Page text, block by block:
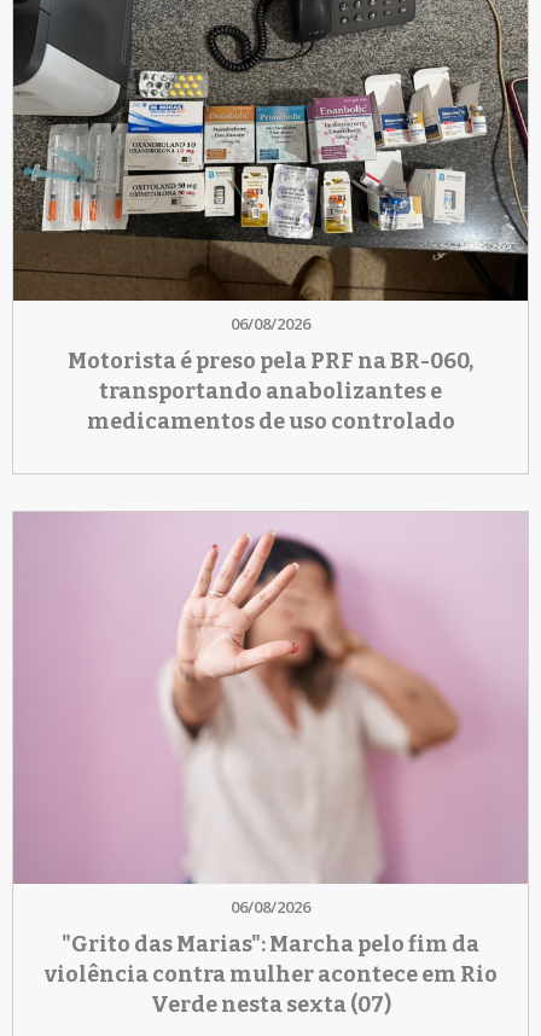
06/08/2026
Motorista é preso pela PRF na BR-060,
transportando anabolizantes e
medicamentos de uso controlado
06/08/2026
"Grito das Marias": Marcha pelo fim da
violência contra mulher acontece em Rio
Verde nesta sexta (07)